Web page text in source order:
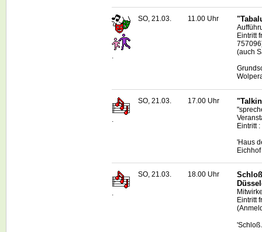
.
SO, 21.03. 11.00 Uhr
Eintritt
(auch
SO, 21.03. 17.00 Uhr
Eintritt
'Haus
.
SO, 21.03. 18.00 Uhr
Eintritt
'Schloß